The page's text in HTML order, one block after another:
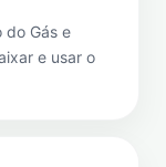
do Gás e
e usar o